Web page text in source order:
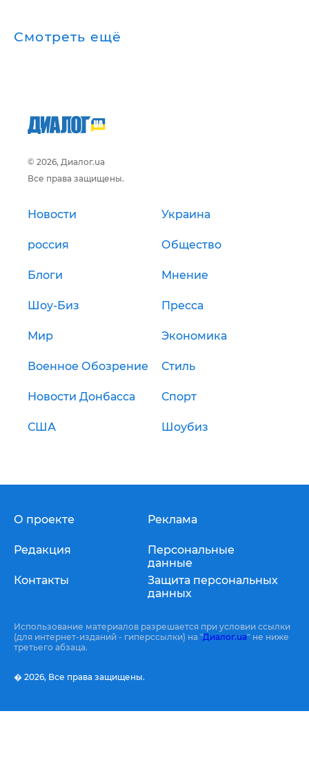
Смотреть ещё
© 2026, Диалог.ua
Все права защищены.
Новости Украина
россия Общество
Блоги Мнение
Шоу-Биз Пресса
Мир Экономика
Военное Обозрение Стиль
Новости Донбасса Спорт
США Шоубиз
О проекте
Редакция
Контакты
Реклама
Персональные
данные
Защита персональных
данных
Использование материалов разрешается при условии ссылки
(для интернет-изданий - гиперссылки) на "Диалог.ua" не ниже
третьего абзаца.
� 2026, Все права защищены.